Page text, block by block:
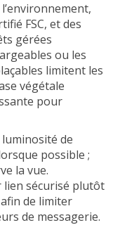
FSC, et des
gérées
ou les
limitent les
végétale
pour
de
possible ;
la vue.
lien sécurisé plutôt
de limiter
de messagerie.